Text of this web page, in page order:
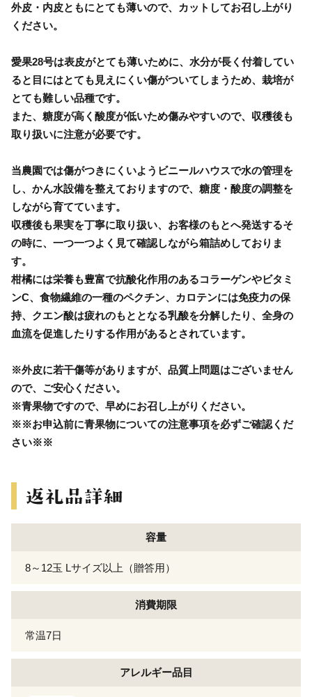
外皮・内皮ともにとても薄いので、カットしてお召し上がり
ください。
愛果28号は表皮がとても薄いために、水分が長く付着してい
ると目にはとても見えにくい傷がついてしまうため、栽培が
とても難しい品種です。
また、糖度が高く酸度が低いため傷みやすいので、収穫後も
取り扱いに注意が必要です。
当農園では傷がつきにくいようビニールハウスで水の管理を
し、かん水設備を整えておりますので、糖度・酸度の調整を
しながら育てています。
収穫後も果実を丁寧に取り扱い、お客様のもとへ発送するそ
の時に、一つ一つよく見て確認しながら箱詰めしておりま
す。
柑橘には栄養も豊富で抗酸化作用のあるコラーゲンやビタミ
ンC、食物繊維の一種のペクチン、カロテンには免疫力の保
持、クエン酸は疲れのもととなる乳酸を分解したり、全身の
血流を促進したりする作用があるとされています。
※外皮に若干傷等がありますが、品質上問題はございません
ので、ご安心ください。
※青果物ですので、早めにお召し上がりください。
※※お申込前に青果物についての注意事項を必ずご確認くだ
さい※※
容量
8～12玉 Lサイズ以上（贈答用）
消費期限
常温7日
アレルギー品目